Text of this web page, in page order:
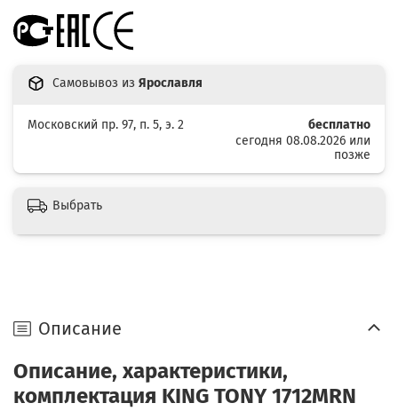
Самовывоз из Ярославля
Московский пр. 97, п. 5, э. 2
бесплатно
сегодня 08.08.2026 или
позже
Выбрать
Описание
Описание, характеристики,
комплектация KING TONY 1712MRN